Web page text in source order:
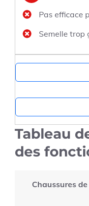
Pas efficace
Semelle trop
Tableau
des
Chaussures